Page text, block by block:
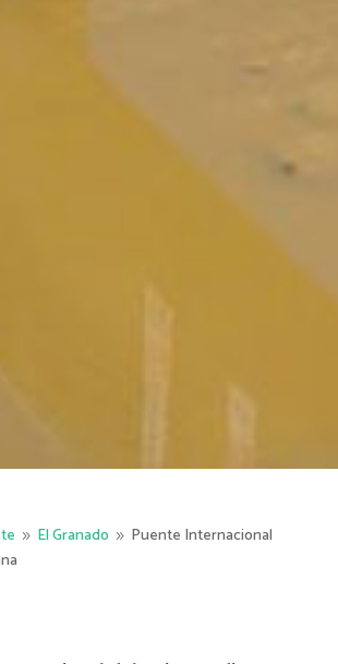
9 El Granado 9 Puente Internacional